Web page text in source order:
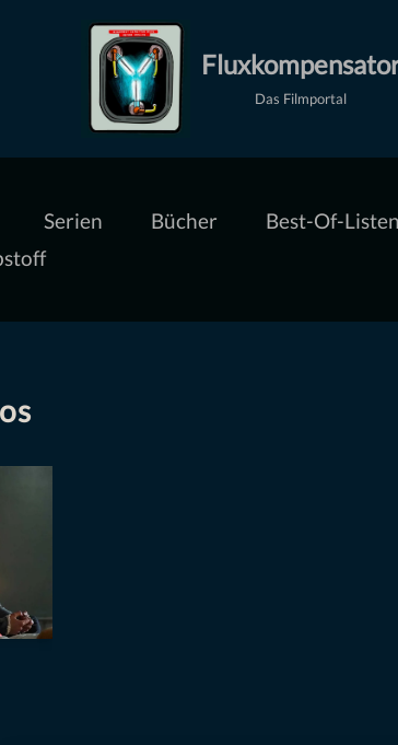
Das Filmportal
Serien Bücher Best-Of-Listen